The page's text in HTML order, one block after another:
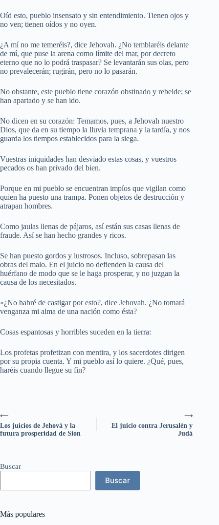
Oíd esto, pueblo insensato y sin entendimiento. Tienen ojos y
no ven; tienen oídos y no oyen.
¿A mí no me temeréis?, dice Jehovah. ¿No temblaréis delante
de mí, que puse la arena como límite del mar, por decreto
eterno que no lo podrá traspasar? Se levantarán sus olas, pero
no prevalecerán; rugirán, pero no lo pasarán.
No obstante, este pueblo tiene corazón obstinado y rebelde; se
han apartado y se han ido.
No dicen en su corazón: Temamos, pues, a Jehovah nuestro
Dios, que da en su tiempo la lluvia temprana y la tardía, y nos
guarda los tiempos establecidos para la siega.
Vuestras iniquidades han desviado estas cosas, y vuestros
pecados os han privado del bien.
Porque en mi pueblo se encuentran impíos que vigilan como
quien ha puesto una trampa. Ponen objetos de destrucción y
atrapan hombres.
Como jaulas llenas de pájaros, así están sus casas llenas de
fraude. Así se han hecho grandes y ricos.
Se han puesto gordos y lustrosos. Incluso, sobrepasan las
obras del malo. En el juicio no defienden la causa del
huérfano de modo que se le haga prosperar, y no juzgan la
causa de los necesitados.
«¿No habré de castigar por esto?, dice Jehovah. ¿No tomará
venganza mi alma de una nación como ésta?
Cosas espantosas y horribles suceden en la tierra:
Los profetas profetizan con mentira, y los sacerdotes dirigen
por su propia cuenta. Y mi pueblo así lo quiere. ¿Qué, pues,
haréis cuando llegue su fin?
⟶
El juicio contra Jerusalén y
Judá
⟵
Los juicios de Jehová y la
futura prosperidad de Sion
Buscar
Buscar
Más populares